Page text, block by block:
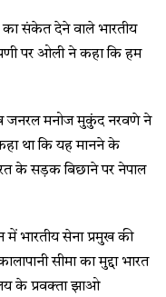
का संकेत देने वाले भारतीय
पर ओली ने कहा कि हम
जनरल मनोज मुकुंद नरवणे ने
था कि यह मानने के
के सड़क बिछाने पर नेपाल
में भारतीय सेना प्रमुख की
सीमा का मुद्दा भारत
के प्रवक्ता झाओ